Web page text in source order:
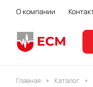
О компании
Главная Каталог